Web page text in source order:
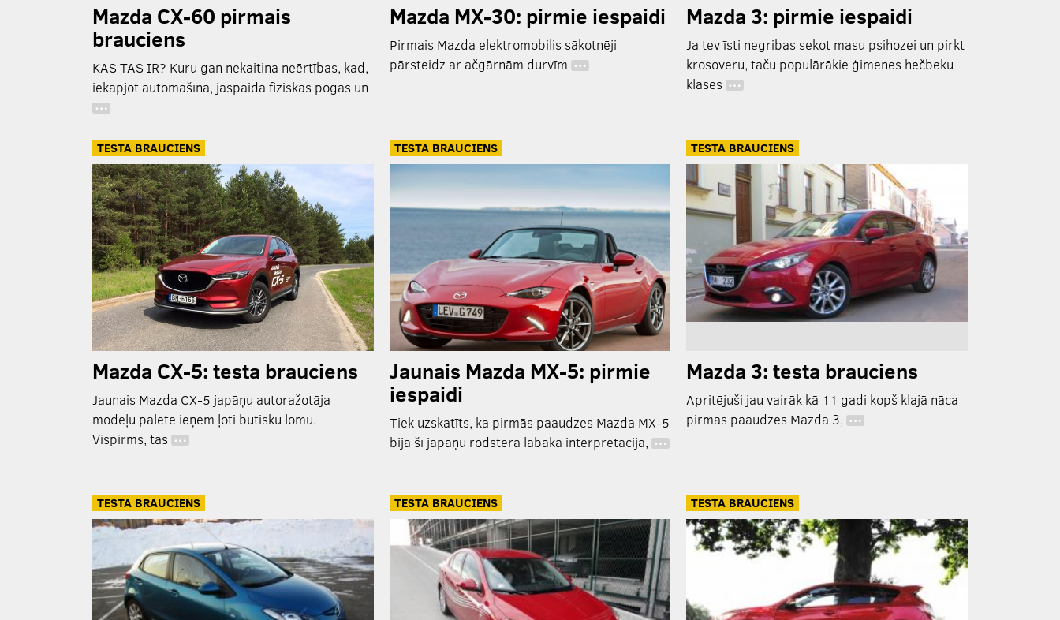
Mazda CX-60 pirmais
brauciens
KAS TAS IR? Kuru gan nekaitina neērtības, kad,
iekāpjot automašīnā, jāspaida fiziskas pogas un
…
Mazda MX-30: pirmie iespaidi
Pirmais Mazda elektromobilis sākotnēji
pārsteidz ar ačgārnām durvīm …
Mazda 3: pirmie iespaidi
Ja tev īsti negribas sekot masu psihozei un pirkt
krosoveru, taču populārākie ģimenes hečbeku
klases…
TESTA BRAUCIENS
Mazda CX-5: testa brauciens
Jaunais Mazda CX-5 japāņu autoražotāja
modeļu paletē ieņem ļoti būtisku lomu.
Vispirms, tas …
TESTA BRAUCIENS
Jaunais Mazda MX-5: pirmie
iespaidi
Tiek uzskatīts, ka pirmās paaudzes Mazda MX-5
bija šī japāņu rodstera labākā interpretācija, …
TESTA BRAUCIENS
Mazda 3: testa brauciens
Apritējuši jau vairāk kā 11 gadi kopš klajā nāca
pirmās paaudzes Mazda 3,…
TESTA BRAUCIENS TESTA BRAUCIENS TESTA BRAUCIENS